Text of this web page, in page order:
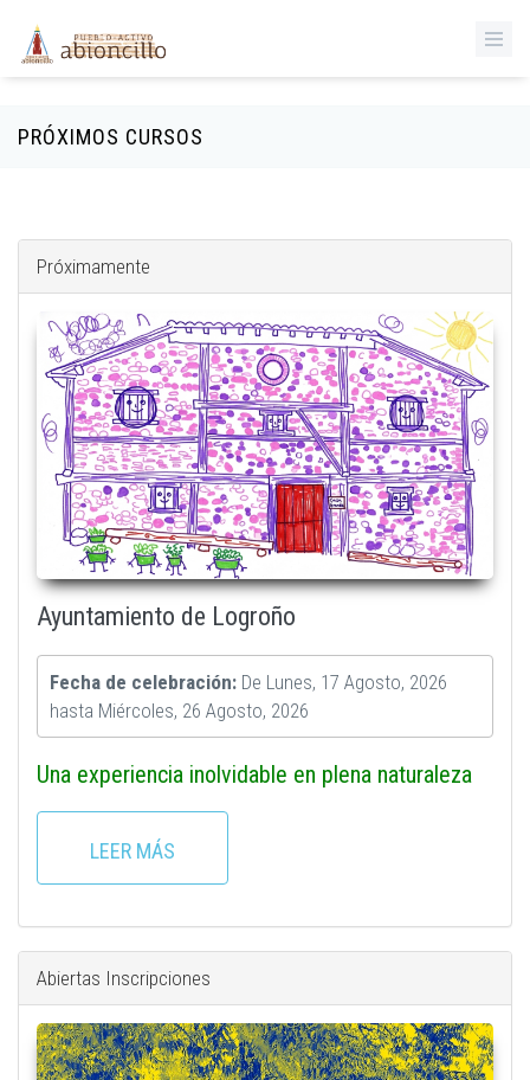
Pasar al contenido principal
PRÓXIMOS CURSOS
Próximamente
gemini_generated_image_lgnskdlgnskdlgns.png
Ayuntamiento de Logroño
Fecha de celebración: De Lunes, 17 Agosto, 2026
hasta Miércoles, 26 Agosto, 2026
Una experiencia inolvidable en plena naturaleza
LEER MÁS
Abiertas Inscripciones
plaza_con_darlalata.jpeg